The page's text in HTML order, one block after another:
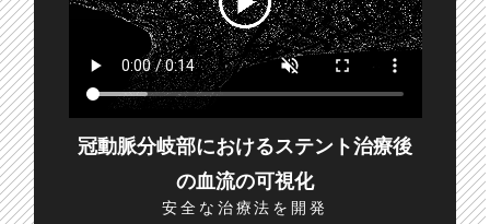
冠動脈分岐部におけるステント治療後
の血流の可視化
安全な治療法を開発